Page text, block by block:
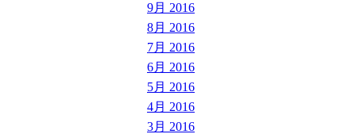
9月 2016
8月 2016
7月 2016
6月 2016
5月 2016
4月 2016
3月 2016